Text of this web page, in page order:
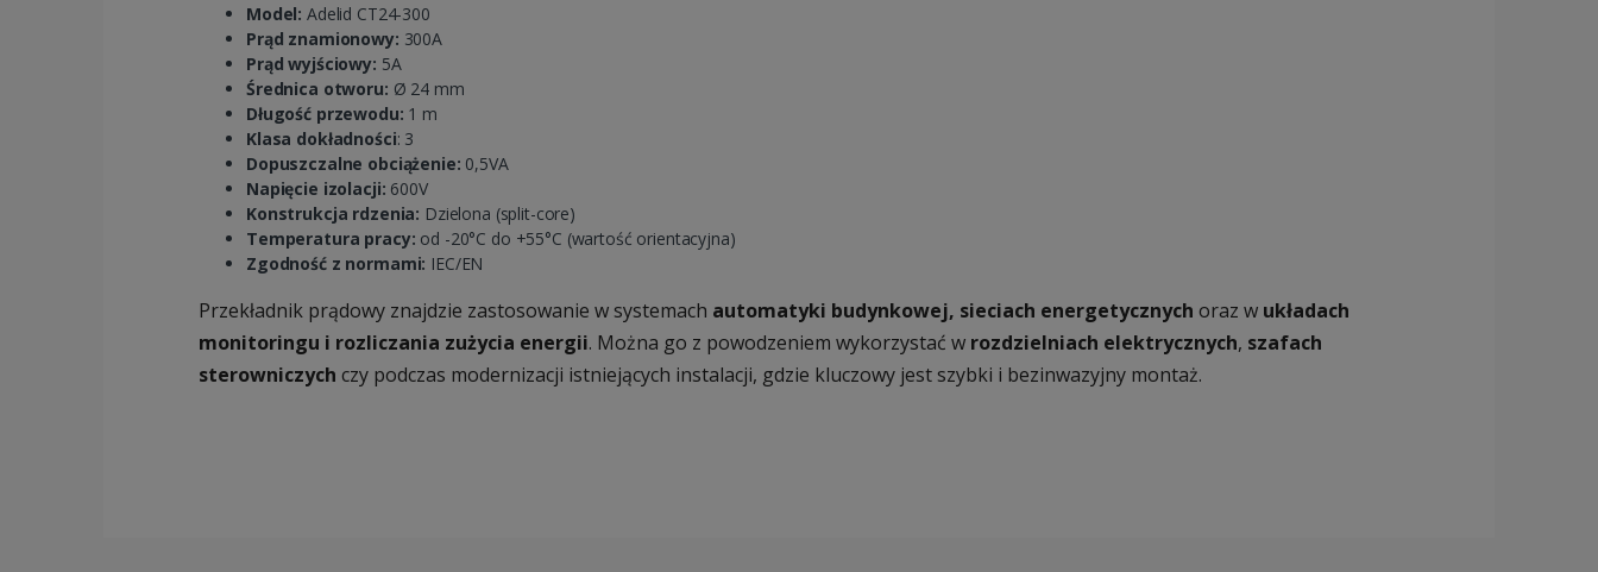
Model: Adelid CT24-300
Prąd znamionowy: 300A
Prąd wyjściowy: 5A
Średnica otworu: Ø 24 mm
Długość przewodu: 1 m
Klasa dokładności: 3
Dopuszczalne obciążenie: 0,5VA
Napięcie izolacji: 600V
Konstrukcja rdzenia: Dzielona (split-core)
Temperatura pracy: od -20°C do +55°C (wartość orientacyjna)
Zgodność z normami: IEC/EN
Przekładnik prądowy znajdzie zastosowanie w systemach automatyki budynkowej, sieciach energetycznych oraz w układach
monitoringu i rozliczania zużycia energii. Można go z powodzeniem wykorzystać w rozdzielniach elektrycznych, szafach
sterowniczych czy podczas modernizacji istniejących instalacji, gdzie kluczowy jest szybki i bezinwazyjny montaż.